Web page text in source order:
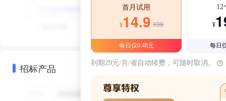
招标产品
首月试用
¥14.9 ¥39
每日仅0.48元
12
¥
每日
到期29元/月/省自动续费，可随时取消。